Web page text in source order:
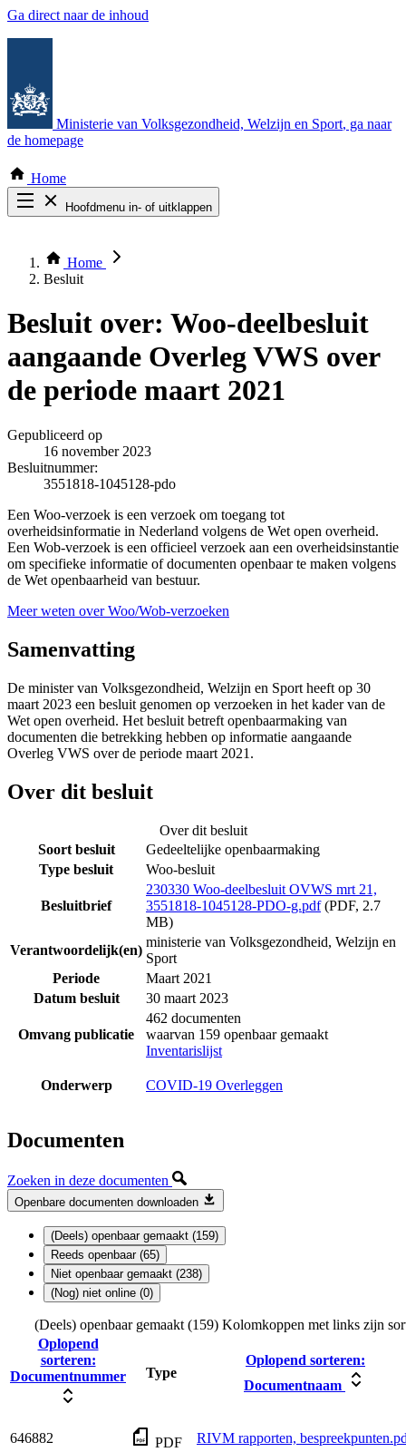
Ga direct naar de inhoud
Ministerie van Volksgezondheid, Welzijn en Sport, ga naar
de homepage
Home
Hoofdmenu in- of uitklappen
Thema COVID-19
Bekijk per bestuursorgaan
Home
Besluit
Besluit over: Woo-deelbesluit
aangaande Overleg VWS over
de periode maart 2021
Gepubliceerd op
16 november 2023
Besluitnummer:
3551818-1045128-pdo
Een Woo-verzoek is een verzoek om toegang tot
overheidsinformatie in Nederland volgens de Wet open overheid.
Een Wob-verzoek is een officieel verzoek aan een overheidsinstantie
om specifieke informatie of documenten openbaar te maken volgens
de Wet openbaarheid van bestuur.
Meer weten over Woo/Wob-verzoeken
Samenvatting
De minister van Volksgezondheid, Welzijn en Sport heeft op 30
maart 2023 een besluit genomen op verzoeken in het kader van de
Wet open overheid. Het besluit betreft openbaarmaking van
documenten die betrekking hebben op informatie aangaande
Overleg VWS over de periode maart 2021.
Over dit besluit
Over dit besluit
Soort besluit
Gedeeltelijke openbaarmaking
Type besluit
Woo-besluit
Besluitbrief
230330 Woo-deelbesluit OVWS mrt 21,
3551818-1045128-PDO-g.pdf(PDF, 2.7
MB)
Verantwoordelijk(en)
ministerie van Volksgezondheid, Welzijn en
Sport
Periode
Maart 2021
Datum besluit
30 maart 2023
Omvang publicatie
462 documenten
waarvan 159 openbaar gemaakt
Inventarislijst
Onderwerp COVID-19 Overleggen
Documenten
Zoeken in deze documenten
Openbare documenten downloaden
(Deels) openbaar gemaakt (159)
Reeds openbaar (65)
Niet openbaar gemaakt (238)
(Nog) niet online (0)
(Deels) openbaar gemaakt (159) Kolomkoppen met links zijn
Oplopend
sorteren:
Documentnummer
Type
Oplopend sorteren:
Documentnaam
646882 PDF RIVM rapporten,